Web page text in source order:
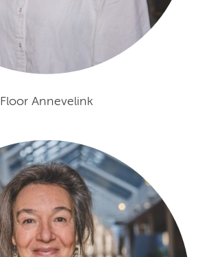
Floor Annevelink